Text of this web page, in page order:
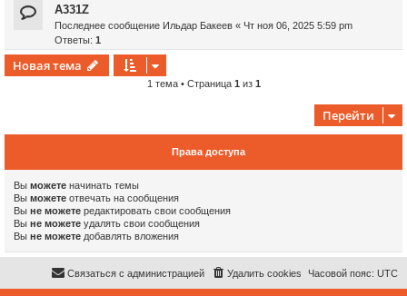
A331Z
Последнее сообщение Ильдар Бакеев « Чт ноя 06, 2025 5:59 pm
Ответы: 1
Новая тема
1 тема • Страница 1 из 1
Перейти
Права доступа
Вы можете начинать темы
Вы можете отвечать на сообщения
Вы не можете редактировать свои сообщения
Вы не можете удалять свои сообщения
Вы не можете добавлять вложения
Часовой пояс: UTC
Удалить cookies
Связаться с администрацией